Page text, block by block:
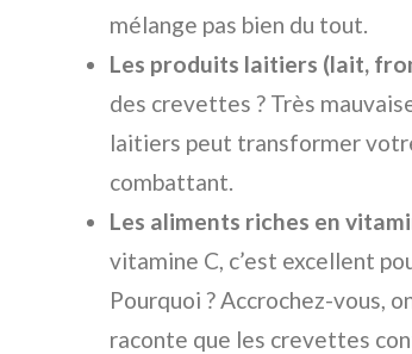
mélange pas bien du tout.
Les produits laitiers (lait,
des crevettes ? Très
laitiers peut transformer
combattant.
Les aliments riches en
vitamine C, c’est excellent
Pourquoi ? Accrochez-vous,
raconte que les crevettes